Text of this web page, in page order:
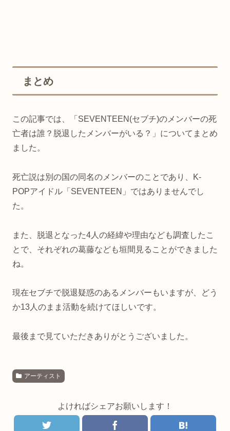
まとめ
この記事では、「SEVENTEEN(セブチ)のメンバーの死
亡者は誰？脱退したメンバーがいる？」についてまとめ
ました。
死亡説は別の国の同名のメンバーのことであり、K-
POPアイドル「SEVENTEEN」ではありませんでし
た。
また、脱退となった4人の経緯や理由なども調査したこ
とで、それぞれの葛藤なども垣間見ることができました
ね。
現在セブチで脱退疑惑のあるメンバーもいますが、どう
か13人のまま活動を続けてほしいです。
最後まで見ていただきありがとうございました。
アーティスト
よければシェアお願いします！